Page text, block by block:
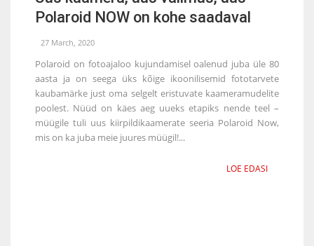
Polaroid NOW on kohe saadaval
27 March, 2020
Polaroid on fotoajaloo kujundamisel oalenud juba üle 80
aasta ja on seega üks kõige ikoonilisemid fototarvete
kaubamärke just oma selgelt eristuvate kaameramudelite
poolest. Nüüd on käes aeg uueks etapiks nende teel –
müügile tuli uus kiirpildikaamerate seeria Polaroid Now,
mis on ka juba meie juures müügil!...
LOE EDASI